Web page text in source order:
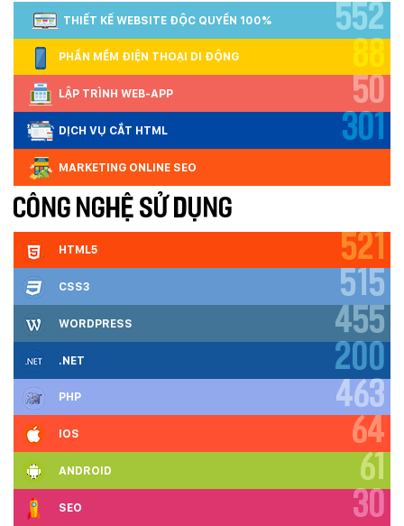
THIẾT KẾ WEBSITE ĐỘC QUYỀN 100% 552
PHẦN MỀM ĐIỆN THOẠI DI ĐỘNG 88
LẬP TRÌNH WEB-APP 50
DỊCH VỤ CẮT HTML 301
MARKETING ONLINE SEO
CÔNG NGHỆ SỬ DỤNG
HTML5 521
CSS3 515
WORDPRESS 455
.NET 200
PHP 463
IOS 64
ANDROID 61
SEO 30